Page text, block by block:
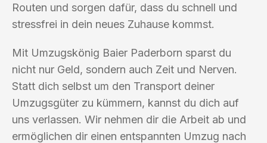
Routen und sorgen dafür, dass du schnell und
stressfrei in dein neues Zuhause kommst.
Mit Umzugskönig Baier Paderborn sparst du
nicht nur Geld, sondern auch Zeit und Nerven.
Statt dich selbst um den Transport deiner
Umzugsgüter zu kümmern, kannst du dich auf
uns verlassen. Wir nehmen dir die Arbeit ab und
ermöglichen dir einen entspannten Umzug nach